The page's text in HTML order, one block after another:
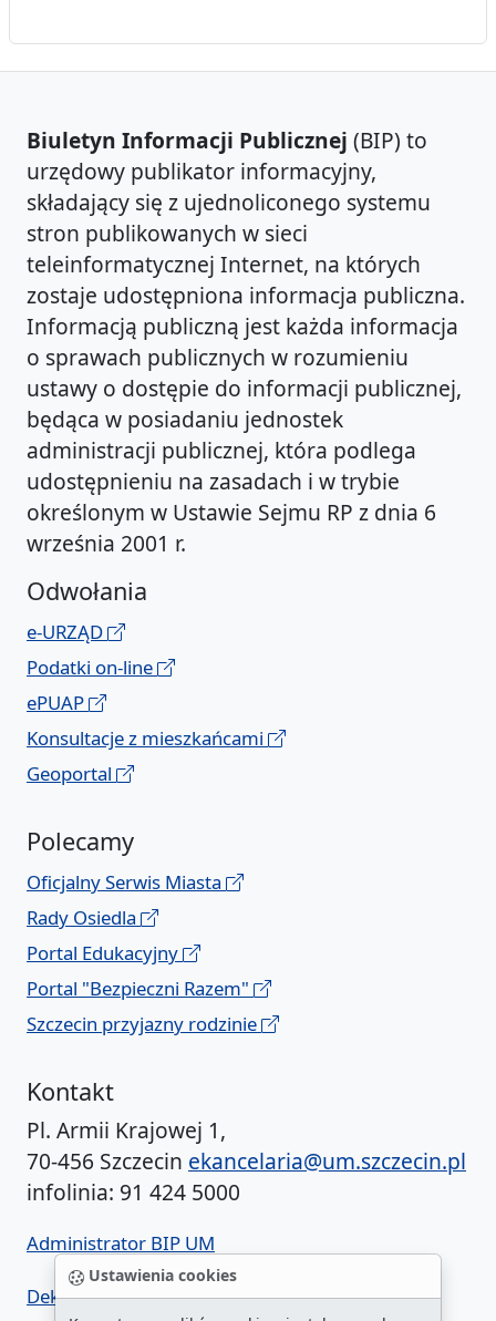
Ustawienia cookies
Biuletyn Informacji Publicznej (BIP) to
urzędowy publikator informacyjny,
składający się z ujednoliconego systemu
stron publikowanych w sieci
teleinformatycznej Internet, na których
zostaje udostępniona informacja publiczna.
Informacją publiczną jest każda informacja
o sprawach publicznych w rozumieniu
ustawy o dostępie do informacji publicznej,
będąca w posiadaniu jednostek
administracji publicznej, która podlega
udostępnieniu na zasadach i w trybie
określonym w Ustawie Sejmu RP z dnia 6
września 2001 r.
Odwołania
e-URZĄD
Podatki on-line
ePUAP
Konsultacje z mieszkańcami
Geoportal
Polecamy
Oficjalny Serwis Miasta
Rady Osiedla
Portal Edukacyjny
Portal "Bezpieczni Razem"
Szczecin przyjazny rodzinie
Kontakt
Pl. Armii Krajowej 1,
70-456 Szczecin ekancelaria@um.szczecin.pl
infolinia: 91 424 5000
Administrator BIP UM
Deklaracja dostępności